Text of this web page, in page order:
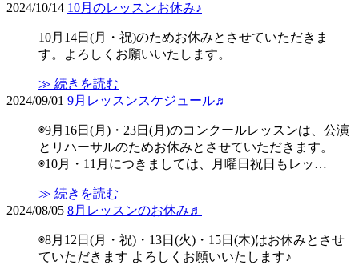
2024/10/14 10月のレッスンお休み♪
10月14日(月・祝)のためお休みとさせていただきま
す。よろしくお願いいたします。
≫ 続きを読む
2024/09/01 9月レッスンスケジュール♬
◉9月16日(月)・23日(月)のコンクールレッスンは、公演
とリハーサルのためお休みとさせていただきます。
◉10月・11月につきましては、月曜日祝日もレッ…
≫ 続きを読む
2024/08/05 8月レッスンのお休み♬
◉8月12日(月・祝)・13日(火)・15日(木)はお休みとさせ
ていただきます よろしくお願いいたします♪